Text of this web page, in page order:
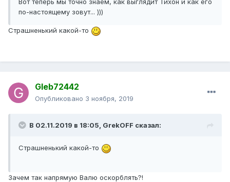
Вот теперь мы точно знаем, как выглядит Тихон и как его
по-настоящему зовут... )))
Страшненький какой-то
Gleb72442
Опубликовано 3 ноября, 2019
В 02.11.2019 в 18:05, GrekOFF сказал:
Страшненький какой-то
Зачем так напрямую Валю оскорблять?!